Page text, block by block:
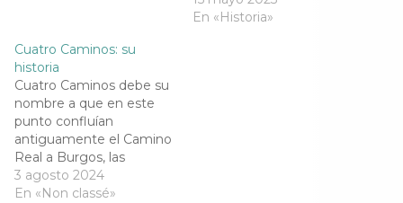
a
n
u
e
v
a
)
n
u
v
a
)
t
a
En «Historia»
Cuatro Caminos: su
historia
Cuatro Caminos debe su
nombre a que en este
punto confluían
antiguamente el Camino
Real a Burgos, las
Calzadas Altas, el Camino
de Becedo y un camino
3 agosto 2024
En «Non classé»